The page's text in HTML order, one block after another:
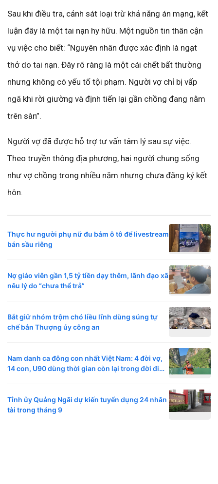
Sau khi điều tra, cảnh sát loại trừ khả năng án mạng, kết
luận đây là một tai nạn hy hữu. Một nguồn tin thân cận
vụ việc cho biết: “Nguyên nhân được xác định là ngạt
thở do tai nạn. Đây rõ ràng là một cái chết bất thường
nhưng không có yếu tố tội phạm. Người vợ chỉ bị vấp
ngã khi rời giường và định tiến lại gần chồng đang nằm
trên sàn”.
Người vợ đã được hỗ trợ tư vấn tâm lý sau sự việc.
Theo truyền thông địa phương, hai người chung sống
như vợ chồng trong nhiều năm nhưng chưa đăng ký kết
hôn.
Thực hư người phụ nữ đu bám ô tô để livestream
bán sầu riêng
Nợ giáo viên gần 1,5 tỷ tiền dạy thêm, lãnh đạo xã
nêu lý do “chưa thể trả”
Bắt giữ nhóm trộm chó liều lĩnh dùng súng tự
chế bắn Thượng úy công an
Nam danh ca đông con nhất Việt Nam: 4 đời vợ,
14 con, U90 dùng thời gian còn lại trong đời đi
Tỉnh ủy Quảng Ngãi dự kiến tuyển dụng 24 nhân
tài trong tháng 9